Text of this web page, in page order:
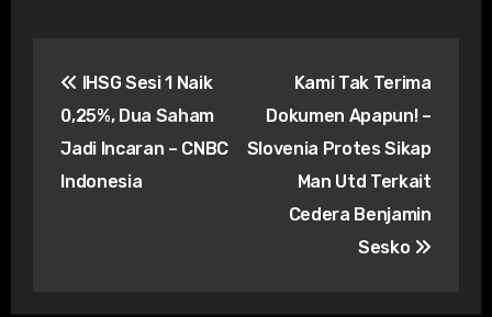
navigation
IHSG Sesi 1 Naik
0,25%, Dua Saham
Jadi Incaran – CNBC
Indonesia
Kami Tak Terima
Dokumen Apapun! –
Slovenia Protes Sikap
Man Utd Terkait
Cedera Benjamin
Sesko